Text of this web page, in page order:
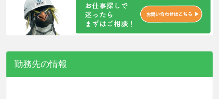
勤務先の情報